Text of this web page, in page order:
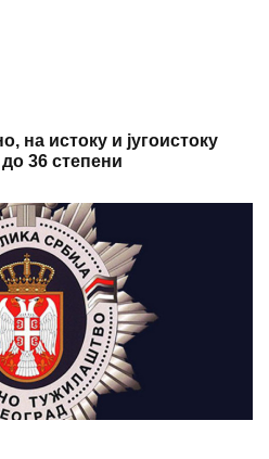
на истоку и југоистоку
36 степени